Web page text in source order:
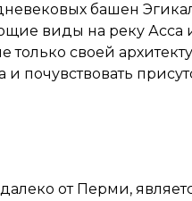
башен
виды на реку Асса
только своей
почувствовать
от Перми,